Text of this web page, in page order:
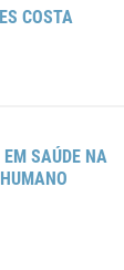
COSTA
SAÚDE NA